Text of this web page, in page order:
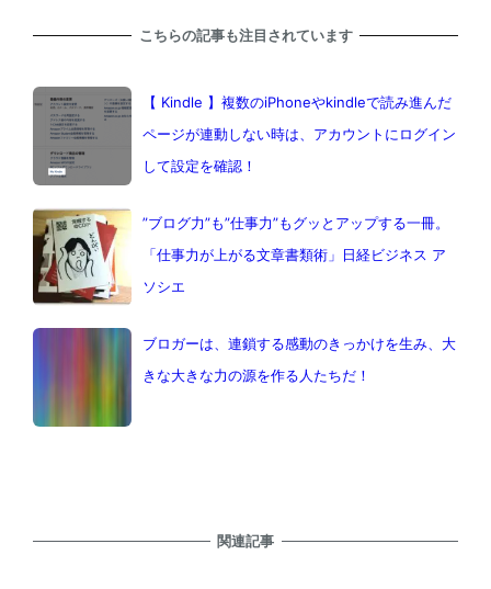
こちらの記事も注目されています
【 Kindle 】複数のiPhoneやkindleで読み進んだ
ページが連動しない時は、アカウントにログイン
して設定を確認！
”ブログ力”も”仕事力”もグッとアップする一冊。
「仕事力が上がる文章書類術」日経ビジネス ア
ソシエ
ブロガーは、連鎖する感動のきっかけを生み、大
きな大きな力の源を作る人たちだ！
関連記事